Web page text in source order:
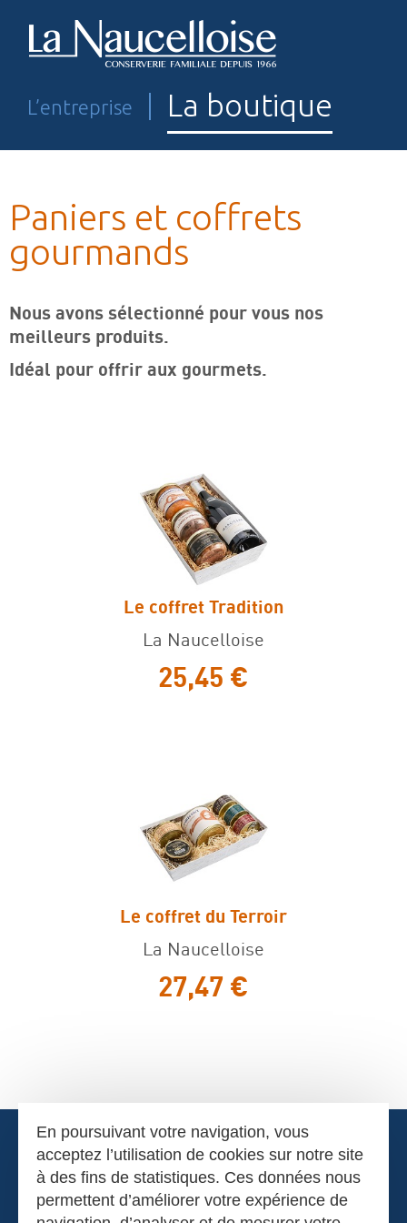
L’entreprise La boutique
Paniers et coffrets gourmands
Paniers et coffrets
gourmands
Nous avons sélectionné pour vous nos
meilleurs produits.
Idéal pour offrir aux gourmets.
Le coffret Tradition
Le coffret Tradition
La Naucelloise
25,45 €
Le coffret du Terroir
Le coffret du Terroir
La Naucelloise
27,47 €
En poursuivant votre navigation, vous
acceptez l’utilisation de cookies sur notre site
à des fins de statistiques. Ces données nous
permettent d’améliorer votre expérience de